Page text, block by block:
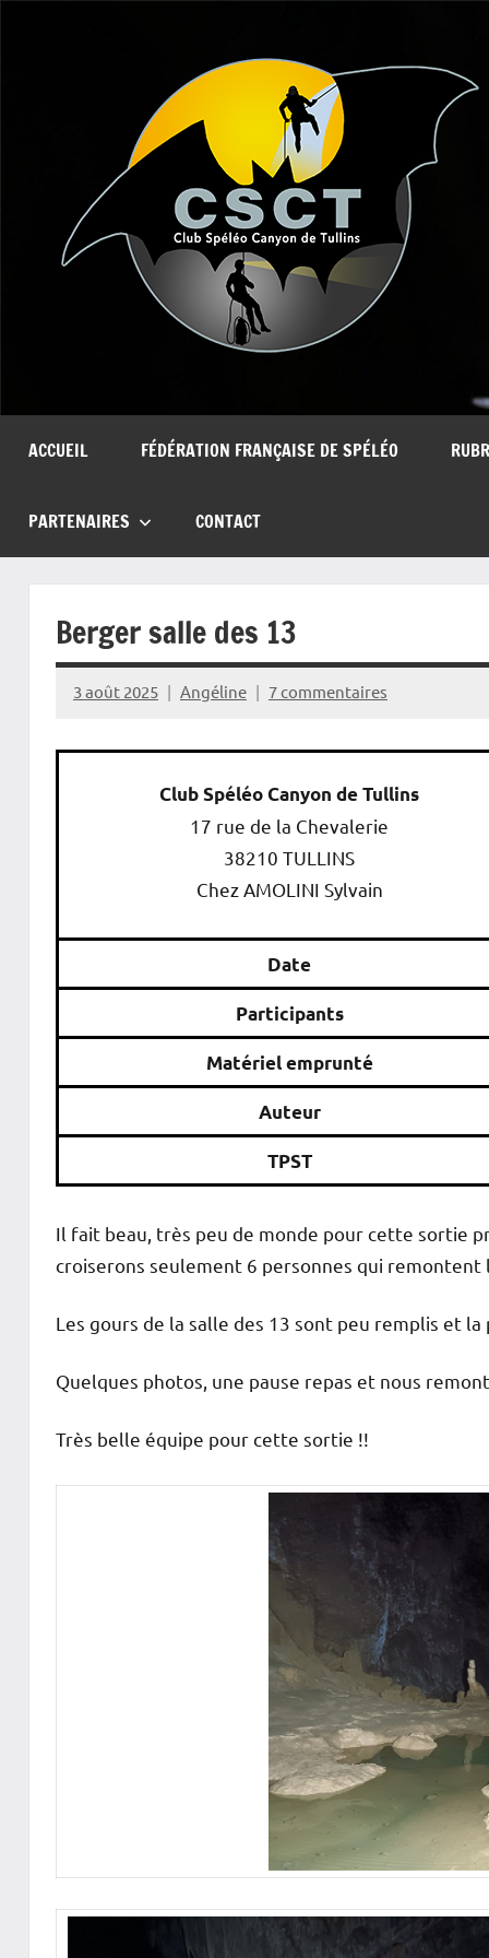
ACCUEIL FÉDÉRATION FRANÇAISE DE SPÉLÉO
PARTENAIRES CONTACT
Berger salle des 13
3 août 2025 Angéline 7 commentaires
Club Spéléo Canyon de Tullins
17 rue de la Chevalerie
38210 TULLINS
Chez AMOLINI Sylvain
Date
Participants
Matériel emprunté
Auteur
TPST
Il fait beau, très peu de monde pour cette sortie
croiserons seulement 6 personnes qui remontent
Les gours de la salle des 13 sont peu remplis et la
Quelques photos, une pause repas et nous
Très belle équipe pour cette sortie !!